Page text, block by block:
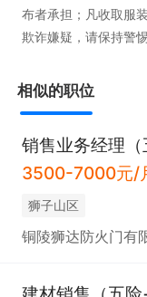
布者承担；凡收取服
欺诈嫌疑，请保持警
相似的职位
3500-7000元/
狮子山区
铜陵狮达防火门有